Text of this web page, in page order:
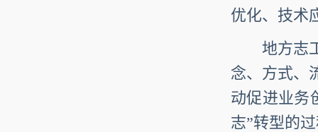
优化、技术
地方志工
念、方式、
动促进业务
志”转型的